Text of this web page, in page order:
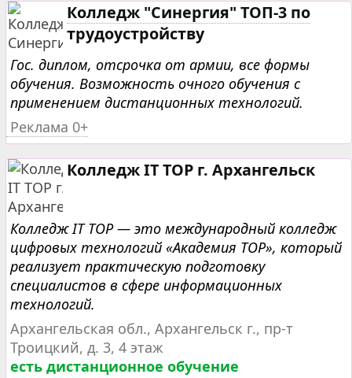
Колледж "Синергия" ТОП-3 по
трудоустройству
Гос. диплом, отсрочка от армии, все формы
обучения. Возможность очного обучения с
применением дистанционных технологий.
Реклама 0+
Колледж IT TOP г. Архангельск
Колледж IT TOP — это международный колледж
цифровых технологий «Академия TOP», который
реализует практическую подготовку
специалистов в сфере информационных
технологий.
Архангельская обл., Архангельск г., пр-т
Троицкий, д. 3, 4 этаж
есть дистанционное обучение